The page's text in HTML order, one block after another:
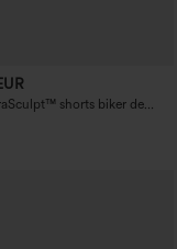
shorts biker de
de talle alto, con
(evita que la cinturilla se
de abdomen, 5'' con